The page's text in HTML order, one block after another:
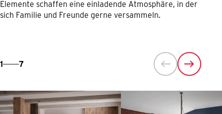
Elemente schaffen eine einladende Atmosphäre, in der
sich Familie und Freunde gerne versammeln.
1 7